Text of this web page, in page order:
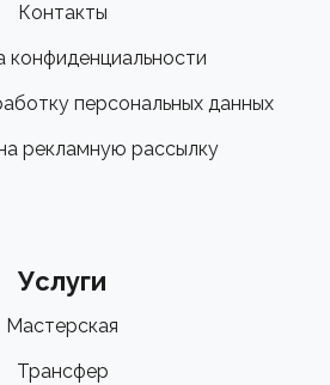
Контакты
конфиденциальности
персональных данных
рекламную рассылку
Услуги
Мастерская
Трансфер